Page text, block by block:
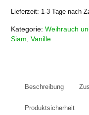
Lieferzeit: 1-3 Tage nach
Kategorie:Weihrauch
Siam,Vanille
Beschreibung
Produktsicherheit